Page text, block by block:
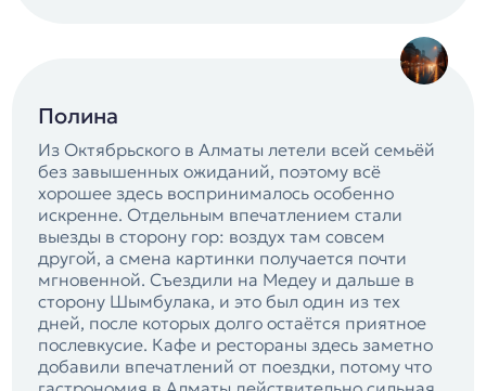
Полина
Из Октябрьского в Алматы летели всей семьёй
без завышенных ожиданий, поэтому всё
хорошее здесь воспринималось особенно
искренне. Отдельным впечатлением стали
выезды в сторону гор: воздух там совсем
другой, а смена картинки получается почти
мгновенной. Съездили на Медеу и дальше в
сторону Шымбулака, и это был один из тех
дней, после которых долго остаётся приятное
послевкусие. Кафе и рестораны здесь заметно
добавили впечатлений от поездки, потому что